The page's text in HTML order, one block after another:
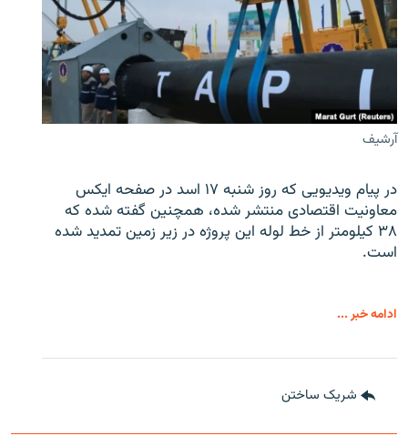
آرشیف
در پیام ویدیویی که روز شنبه ۱۷ اسد در صفحه ایکس
معاونیت اقتصادی منتشر شده، همچنین گفته شده که
۳۸ کیلومتر از خط لوله این پروژه در زیر زمین تمدید شده
است.
ادامه خبر ...
شریک ساختن